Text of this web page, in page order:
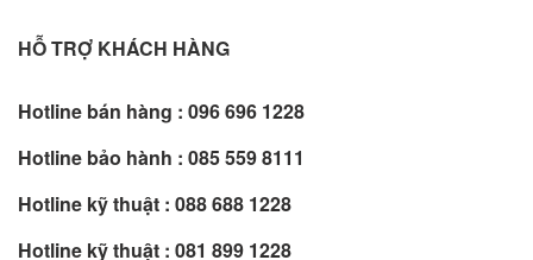
HỖ TRỢ KHÁCH HÀNG
Hotline bán hàng : 096 696 1228
Hotline bảo hành : 085 559 8111
Hotline kỹ thuật : 088 688 1228
Hotline kỹ thuật : 081 899 1228